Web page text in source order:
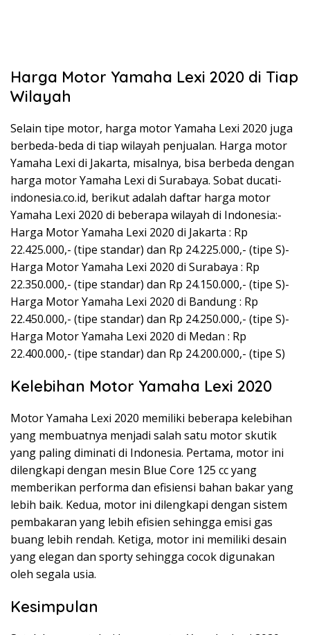
Harga Motor Yamaha Lexi 2020 di Tiap
Wilayah
Selain tipe motor, harga motor Yamaha Lexi 2020 juga
berbeda-beda di tiap wilayah penjualan. Harga motor
Yamaha Lexi di Jakarta, misalnya, bisa berbeda dengan
harga motor Yamaha Lexi di Surabaya. Sobat ducati-
indonesia.co.id, berikut adalah daftar harga motor
Yamaha Lexi 2020 di beberapa wilayah di Indonesia:-
Harga Motor Yamaha Lexi 2020 di Jakarta : Rp
22.425.000,- (tipe standar) dan Rp 24.225.000,- (tipe S)-
Harga Motor Yamaha Lexi 2020 di Surabaya : Rp
22.350.000,- (tipe standar) dan Rp 24.150.000,- (tipe S)-
Harga Motor Yamaha Lexi 2020 di Bandung : Rp
22.450.000,- (tipe standar) dan Rp 24.250.000,- (tipe S)-
Harga Motor Yamaha Lexi 2020 di Medan : Rp
22.400.000,- (tipe standar) dan Rp 24.200.000,- (tipe S)
Kelebihan Motor Yamaha Lexi 2020
Motor Yamaha Lexi 2020 memiliki beberapa kelebihan
yang membuatnya menjadi salah satu motor skutik
yang paling diminati di Indonesia. Pertama, motor ini
dilengkapi dengan mesin Blue Core 125 cc yang
memberikan performa dan efisiensi bahan bakar yang
lebih baik. Kedua, motor ini dilengkapi dengan sistem
pembakaran yang lebih efisien sehingga emisi gas
buang lebih rendah. Ketiga, motor ini memiliki desain
yang elegan dan sporty sehingga cocok digunakan
oleh segala usia.
Kesimpulan